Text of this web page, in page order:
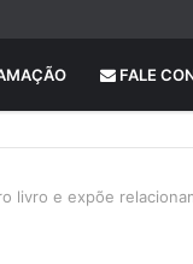
FALE
livro e expõe